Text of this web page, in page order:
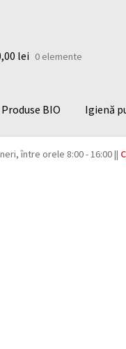
lei 0 elemente
Produse BIO Igienă
între orele 8:00 - 16:00 ||